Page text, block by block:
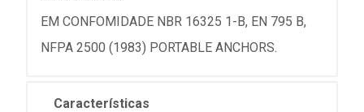
EM CONFOMIDADE NBR 16325 1-B, EN 795 B,
NFPA 2500 (1983) PORTABLE ANCHORS.
Características